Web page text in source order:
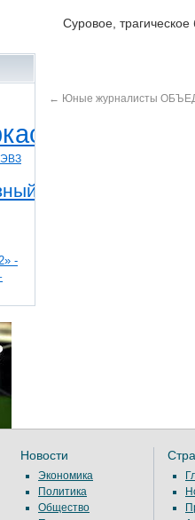
-
Суровое,
← Юные журналисты
Новости
Экономика
Политика
Общество